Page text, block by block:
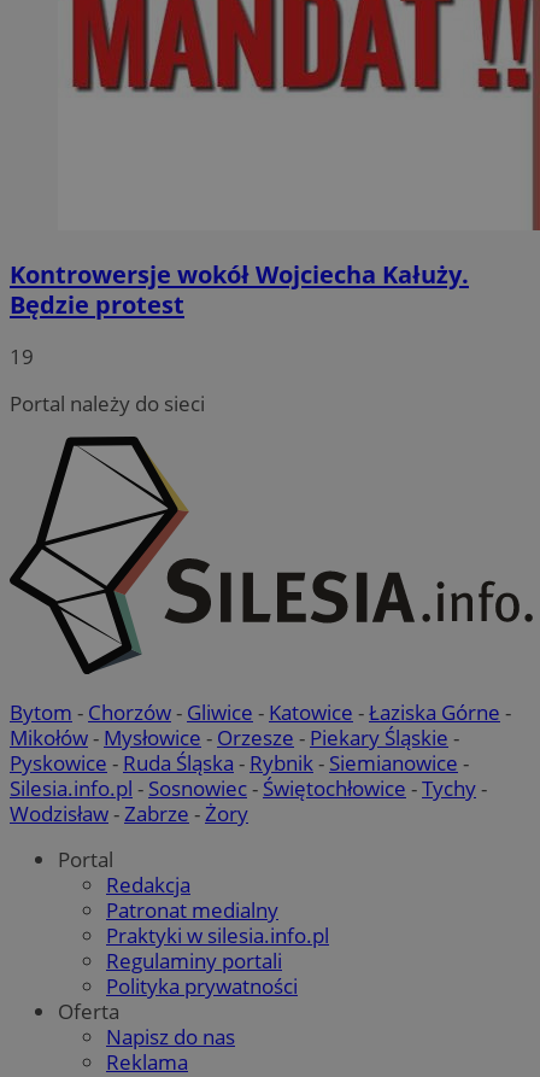
Kontrowersje wokół Wojciecha Kałuży.
Będzie protest
19
Portal należy do sieci
Bytom - Chorzów- Gliwice - Katowice -Łaziska Górne -
Mikołów- Mysłowice - Orzesze - Piekary Śląskie -
Pyskowice - Ruda Śląska - Rybnik- Siemianowice -
Silesia.info.pl - Sosnowiec- Świętochłowice -Tychy-
Wodzisław-Zabrze -Żory
Portal
Redakcja
Patronat medialny
Praktyki w silesia.info.pl
Regulaminy portali
Polityka prywatności
Oferta
Napisz do nas
Reklama